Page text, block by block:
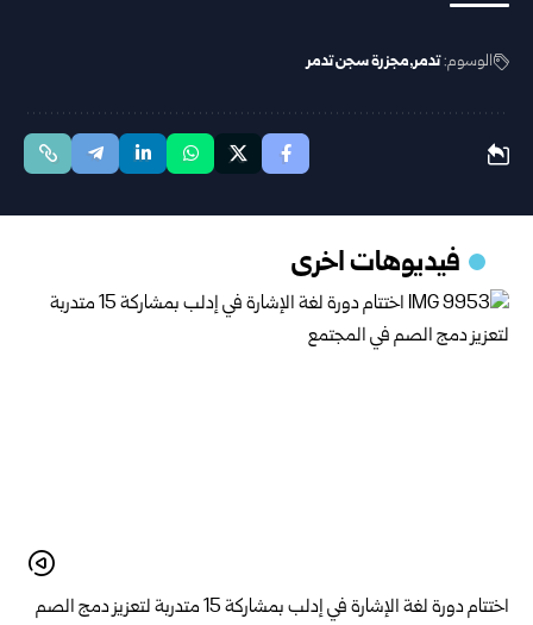
الوسوم:تدمر مجزرة سجن تدمر
فيديوهات اخرى
اختتام دورة لغة الإشارة في إدلب بمشاركة 15 متدربة لتعزيز دمج الصم